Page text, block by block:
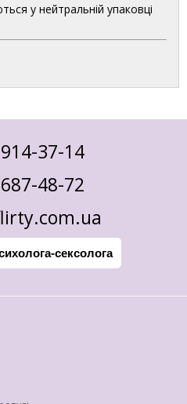
у нейтральній упаковці
37-14
48-72
сексолога